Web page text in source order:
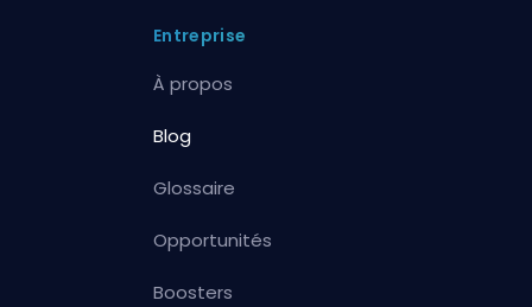
Entreprise
À propos
Blog
Glossaire
Opportunités
Boosters